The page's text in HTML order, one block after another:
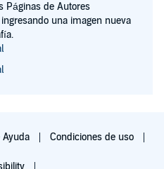
Páginas de Autores
una imagen nueva
Ayuda Condiciones de uso